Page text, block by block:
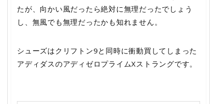
たが、向かい風だったら絶対に無理だったでしょう
し、無風でも無理だったかも知れません。
シューズはクリフトン9と同時に衝動買してしまった
アディダスのアディゼロプライムXストラングです。